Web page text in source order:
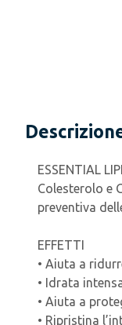
ESSENTIAL
Colesterolo e
preventiva
EFFETTI
• Aiuta a
• Idrata
• Aiuta a
• Ripristina